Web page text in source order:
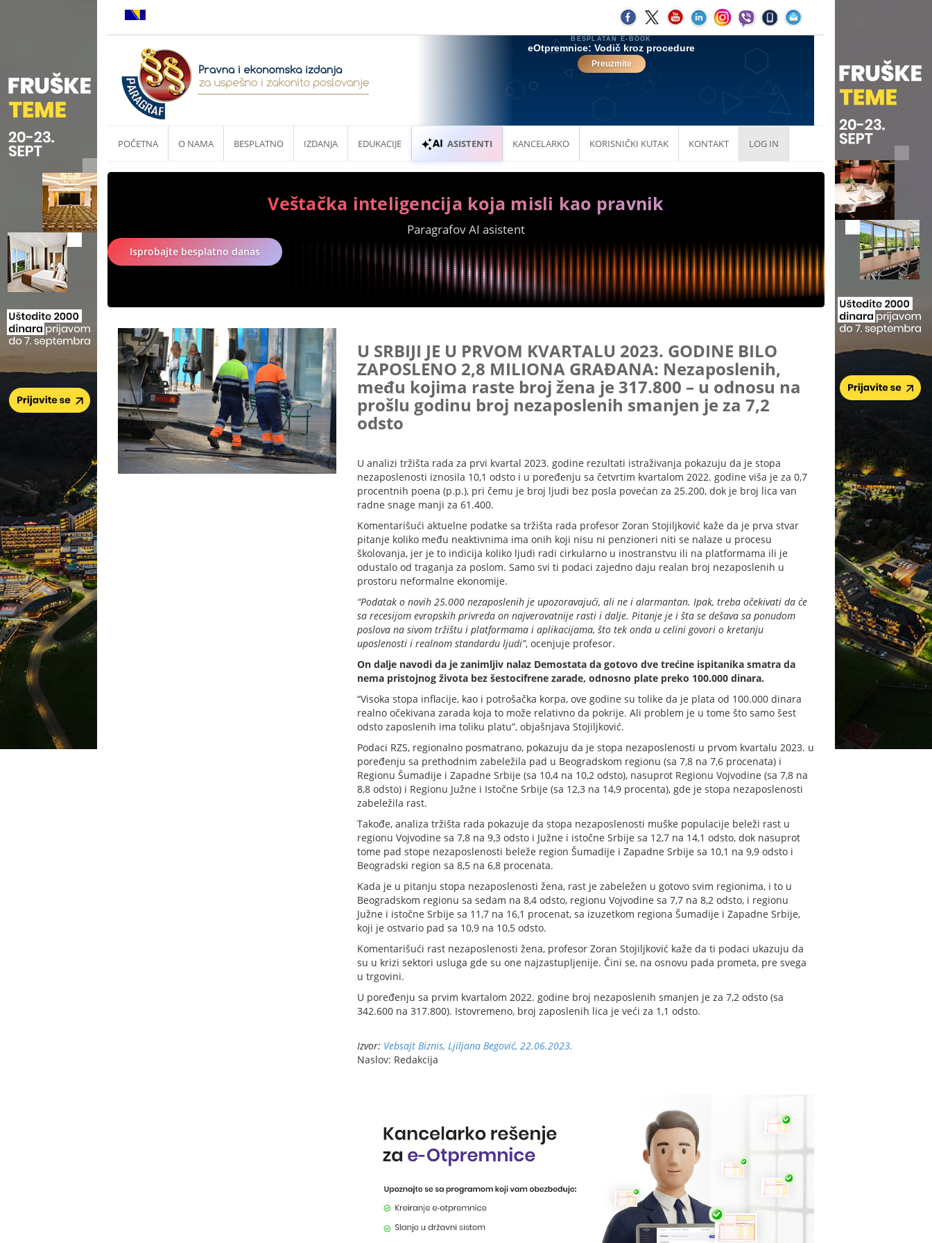
POČETNA O NAMA BESPLATNO IZDANJA EDUKACIJE ASISTENTI KANCELARKO KORISNIČKI KUTAK KONTAKT LOG IN
Veštačka inteligencija koja misli kao pravnik
Paragrafov AI asistent
Isprobajte besplatno danas
U SRBIJI JE U PRVOM KVARTALU 2023. GODINE BILO
ZAPOSLENO 2,8 MILIONA GRAĐANA: Nezaposlenih,
među kojima raste broj žena je 317.800 – u odnosu na
prošlu godinu broj nezaposlenih smanjen je za 7,2
odsto
U analizi tržišta rada za prvi kvartal 2023. godine rezultati istraživanja pokazuju da je stopa
nezaposlenosti iznosila 10,1 odsto i u poređenju sa četvrtim kvartalom 2022. godine viša je za 0,7
procentnih poena (p.p.), pri čemu je broj ljudi bez posla povećan za 25.200, dok je broj lica van
radne snage manji za 61.400.
Komentarišući aktuelne podatke sa tržišta rada profesor Zoran Stojiljković kaže da je prva stvar
pitanje koliko među neaktivnima ima onih koji nisu ni penzioneri niti se nalaze u procesu
školovanja, jer je to indicija koliko ljudi radi cirkularno u inostranstvu ili na platformama ili je
odustalo od traganja za poslom. Samo svi ti podaci zajedno daju realan broj nezaposlenih u
prostoru neformalne ekonomije.
“Podatak o novih 25.000 nezaposlenih je upozoravajući, ali ne i alarmantan. Ipak, treba očekivati da će
sa recesijom evropskih privreda on najverovatnije rasti i dalje. Pitanje je i šta se dešava sa ponudom
poslova na sivom tržištu i platformama i aplikacijama, što tek onda u celini govori o kretanju
uposlenosti i realnom standardu ljudi”, ocenjuje profesor.
On dalje navodi da je zanimljiv nalaz Demostata da gotovo dve trećine ispitanika smatra da
nema pristojnog života bez šestocifrene zarade, odnosno plate preko 100.000 dinara.
“Visoka stopa inflacije, kao i potrošačka korpa, ove godine su tolike da je plata od 100.000 dinara
realno očekivana zarada koja to može relativno da pokrije. Ali problem je u tome što samo šest
odsto zaposlenih ima toliku platu”, objašnjava Stojiljković.
Podaci RZS, regionalno posmatrano, pokazuju da je stopa nezaposlenosti u prvom kvartalu 2023. u
poređenju sa prethodnim zabeležila pad u Beogradskom regionu (sa 7,8 na 7,6 procenata) i
Regionu Šumadije i Zapadne Srbije (sa 10,4 na 10,2 odsto), nasuprot Regionu Vojvodine (sa 7,8 na
8,8 odsto) i Regionu Južne i Istočne Srbije (sa 12,3 na 14,9 procenta), gde je stopa nezaposlenosti
zabeležila rast.
Takođe, analiza tržišta rada pokazuje da stopa nezaposlenosti muške populacije beleži rast u
regionu Vojvodine sa 7,8 na 9,3 odsto i Južne i istočne Srbije sa 12,7 na 14,1 odsto, dok nasuprot
tome pad stope nezaposlenosti beleže region Šumadije i Zapadne Srbije sa 10,1 na 9,9 odsto i
Beogradski region sa 8,5 na 6,8 procenata.
Kada je u pitanju stopa nezaposlenosti žena, rast je zabeležen u gotovo svim regionima, i to u
Beogradskom regionu sa sedam na 8,4 odsto, regionu Vojvodine sa 7,7 na 8,2 odsto, i regionu
Južne i istočne Srbije sa 11,7 na 16,1 procenat, sa izuzetkom regiona Šumadije i Zapadne Srbije,
koji je ostvario pad sa 10,9 na 10,5 odsto.
Komentarišući rast nezaposlenosti žena, profesor Zoran Stojiljković kaže da ti podaci ukazuju da
su u krizi sektori usluga gde su one najzastupljenije. Čini se, na osnovu pada prometa, pre svega
u trgovini.
U poređenju sa prvim kvartalom 2022. godine broj nezaposlenih smanjen je za 7,2 odsto (sa
342.600 na 317.800). Istovremeno, broj zaposlenih lica je veći za 1,1 odsto.
Izvor: Vebsajt Biznis, Ljiljana Begović, 22.06.2023.
Naslov: Redakcija